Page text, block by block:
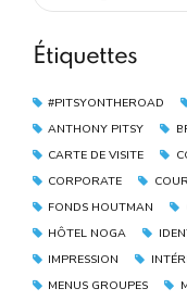
Étiquettes
#PITSYONTHEROAD
ANTHONY PITSY
CARTE DE VISITE
CORPORATE
FONDS HOUTMAN
HÔTEL NOGA
IMPRESSION
MENUS GROUPES